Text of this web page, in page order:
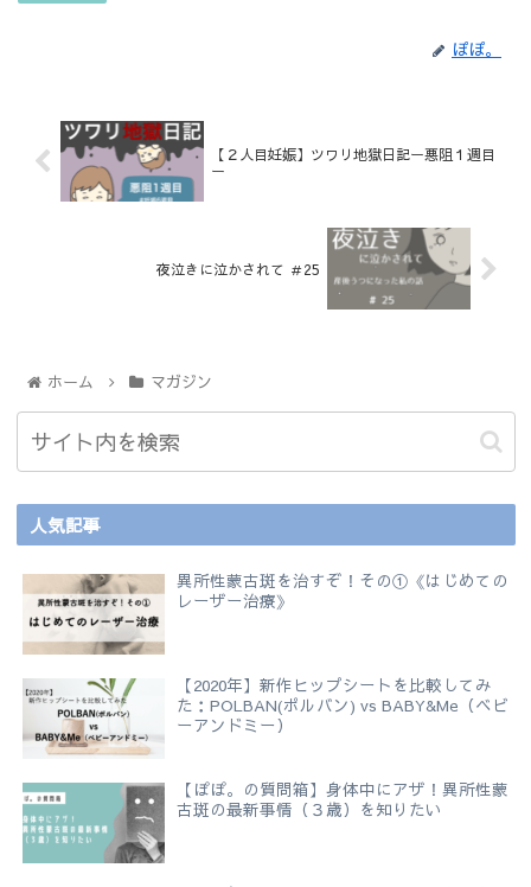
ぽぽ。
【２人目妊娠】ツワリ地獄日記ー悪阻１週目
ー
夜泣きに泣かされて ＃25
ホーム マガジン
人気記事
異所性蒙古斑を治すぞ！その①《はじめての
レーザー治療》
【2020年】新作ヒップシートを比較してみ
た：POLBAN(ポルバン) vs BABY&Me（ベビ
ーアンドミー）
【ぽぽ。の質問箱】身体中にアザ！異所性蒙
古斑の最新事情（３歳）を知りたい